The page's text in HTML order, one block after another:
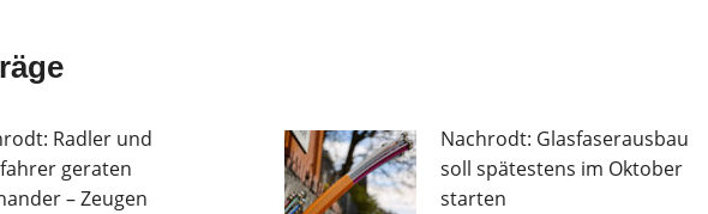
Radler und
geraten
– Zeugen
Nachrodt: Glasfaserausbau
soll spätestens im Oktober
starten